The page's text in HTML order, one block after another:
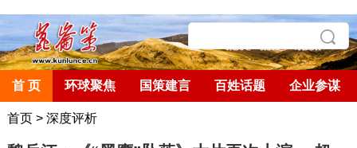
首 页 环球聚焦 国策建言 百姓话题 企业参谋
首页> 深度评析